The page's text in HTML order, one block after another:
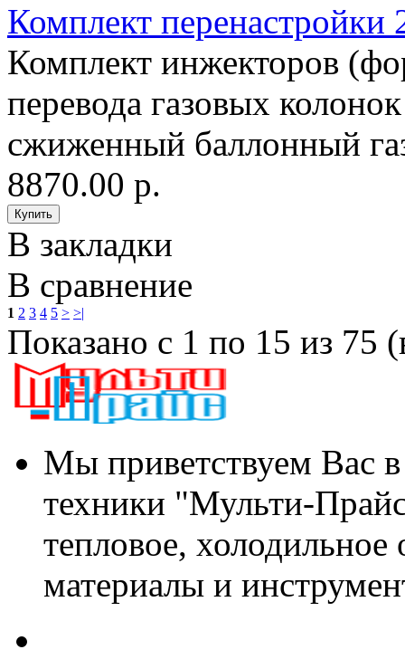
Комплект
Комплект инжекторов
перевода газовых
сжиженный баллонный
8870.00 р.
В закладки
В сравнение
1 2 3 4 5 > >|
Показано с 1 по 15 из 75
Мы приветствуем Вас
техники "Мульти-
тепловое,
материалы и